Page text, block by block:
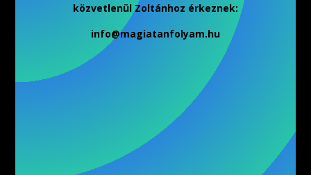
közvetlenül Zoltánhoz érkeznek:
info@magiatanfolyam.hu